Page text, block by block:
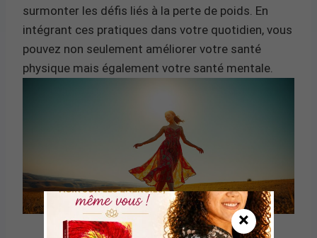
surmonter les défis liés à la perte de poids. En
intégrant ces pratiques dans votre quotidien, vous
pouvez non seulement améliorer votre santé
physique mais également votre santé mentale.
×